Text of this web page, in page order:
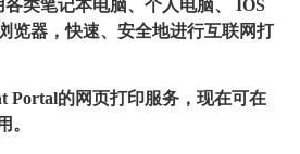
各类笔记本电脑、个人电脑、 IOS
览器，快速、安全地进行互联网打
Portal的网页打印服务，现在可在
。